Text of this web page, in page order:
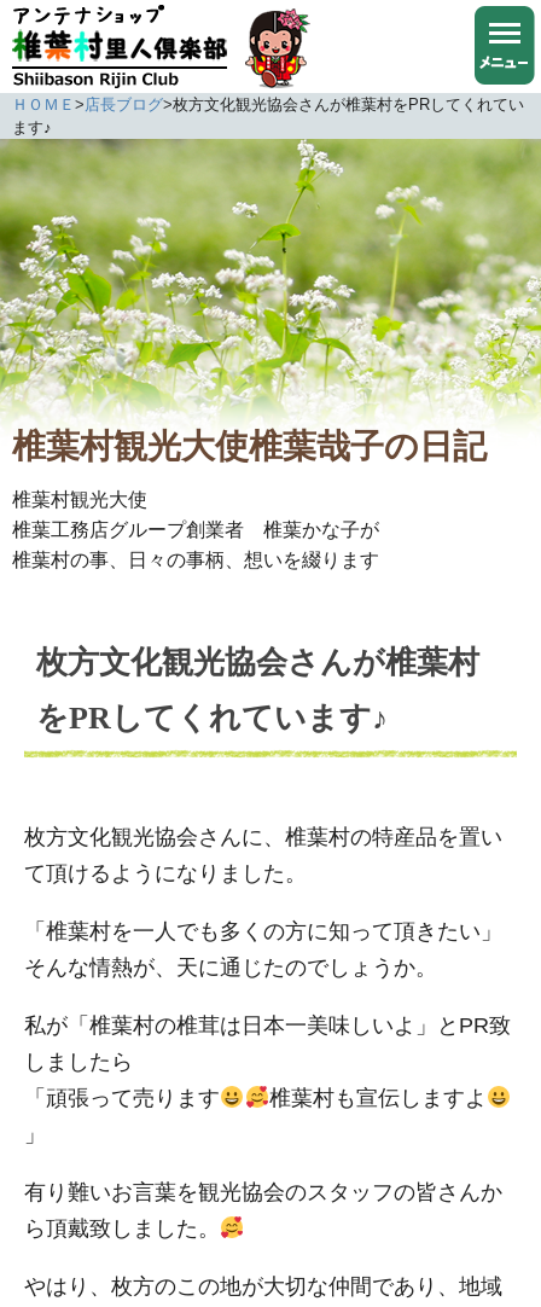
ＨＯＭＥ >店長ブログ>枚方文化観光協会さんが椎葉村をPRしてくれてい
ます♪
椎葉村観光大使椎葉哉子の日記
椎葉村観光大使
椎葉工務店グループ創業者 椎葉かな子が
椎葉村の事、日々の事柄、想いを綴ります
枚方文化観光協会さんが椎葉村
をPRしてくれています♪
枚方文化観光協会さんに、椎葉村の特産品を置い
て頂けるようになりました。
「椎葉村を一人でも多くの方に知って頂きたい」
そんな情熱が、天に通じたのでしょうか。
私が「椎葉村の椎茸は日本一美味しいよ」とPR致
しましたら
「頑張って売ります
椎葉村も宣伝しますよ
」
有り難いお言葉を観光協会のスタッフの皆さんか
ら頂戴致しました。
やはり、枚方のこの地が大切な仲間であり、地域